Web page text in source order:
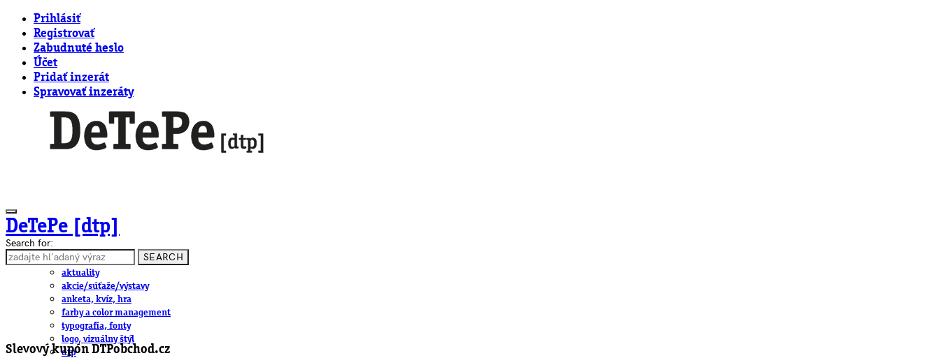
Prihlásiť
Registrovať
Zabudnuté heslo
Účet
Pridať inzerát
Spravovať inzeráty
DeTePe [dtp]
ČLÁNKY
aktuality
akcie/súťaže/výstavy
anketa, kvíz, hra
farby a color management
typografia, fonty
logo, vizuálny štýl
dtp
Search for:
SEARCH
Slevový kupón DTPobchod.cz